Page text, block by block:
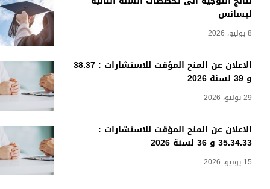
ليسانس
8 يوليو، 2026
الاعلان عن المنح المؤقت للاستشارات : 38.37
و 39 لسنة 2026
29 يونيو، 2026
الاعلان عن المنح المؤقت للاستشارات :
35.34.33 و 36 لسنة 2026
15 يونيو، 2026